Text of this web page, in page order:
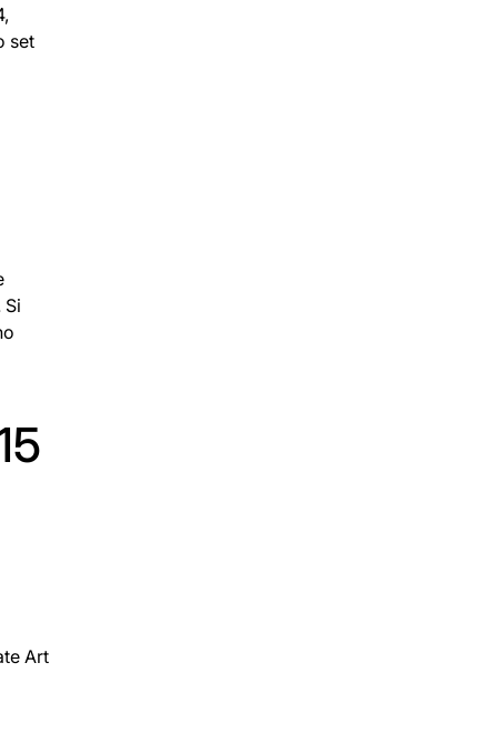
set
Art